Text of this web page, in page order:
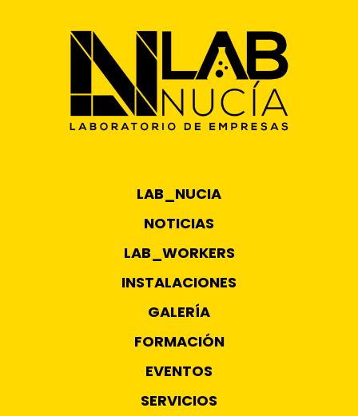
LAB_NUCIA
NOTICIAS
LAB_WORKERS
INSTALACIONES
GALERÍA
FORMACIÓN
EVENTOS
SERVICIOS